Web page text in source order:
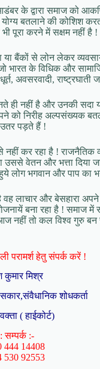
के द्वारा समाज को
बतलाने की कोशिश
पूरा करने में सक्षम नहीं है !
बैंकों से लोन लेकर
भारत के विधिक और
अवसरवादी,
ही नहीं है और उनकी
निरीह अल्पसंख्यक
पड़ते हैं !
से नहीं कर रहा है !
वेतन और भत्ता दिया
लोग भगवान और पाप
वह लाचार और बेसहारा
बना रहा है ! समाज में
नहीं तो कल विश्व गुरु
परामर्श हेतु संपर्क करें !
कुमार मिश्र
शोधकर्ता
( हाईकोर्ट)
सम्पर्क :-
444 14408
530 92553